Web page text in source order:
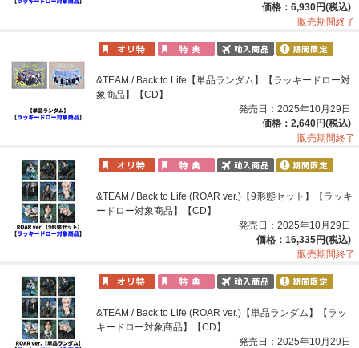
価格：6,930円(税込)
販売期間終了
&TEAM / Back to Life【単品ランダム】【ラッキードロー対
象商品】【CD】
発売日：2025年10月29日
価格：2,640円(税込)
販売期間終了
&TEAM / Back to Life (ROAR ver.)【9形態セット】【ラッキ
ードロー対象商品】【CD】
発売日：2025年10月29日
価格：16,335円(税込)
販売期間終了
&TEAM / Back to Life (ROAR ver.)【単品ランダム】【ラッ
キードロー対象商品】【CD】
発売日：2025年10月29日